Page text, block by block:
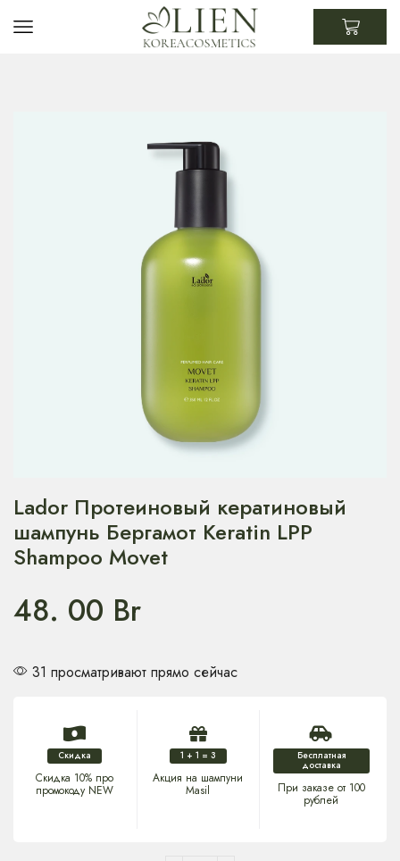
Lador Протеиновый кератиновый
шампунь Бергамот Keratin LPP
Shampoo Movet
48. 00 Br
31 просматривают прямо сейчас
Скидка
Скидка 10% про
промокоду NEW
1 + 1 = 3
Акция на шампуни
Masil
Бесплатная
доставка
При заказе от 100
рублей